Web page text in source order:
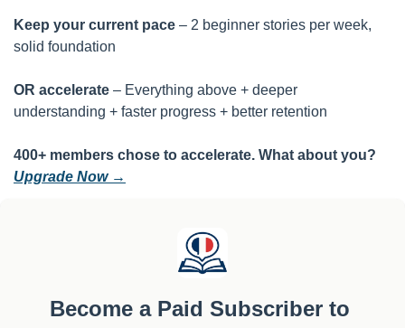
Keep your current pace – 2 beginner stories per week,
solid foundation
OR accelerate – Everything above + deeper
understanding + faster progress + better retention
Upgrade Now →
Become a Paid Subscriber to